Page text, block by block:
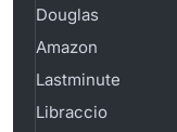
Douglas
Amazon
Lastminute
Libraccio